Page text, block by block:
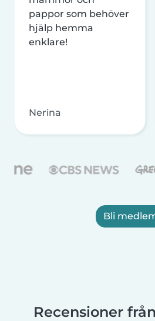
pappor som behöver
hjälp hemma
enklare!
Nerina
Bli
Recensioner